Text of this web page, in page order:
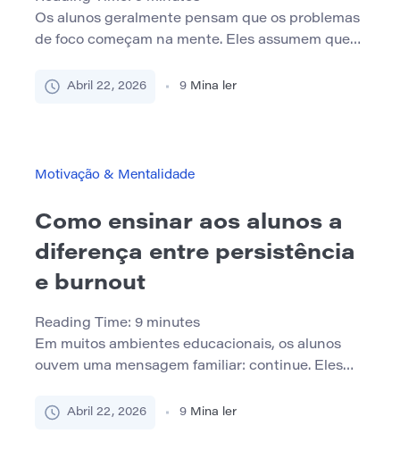
Os alunos geralmente pensam que os problemas
de foco começam na mente. Eles assumem que
melhores habilidades de gerenciamento de
que parecer […]
Abril 22, 2026 9 Mina ler
Motivação & Mentalidade
Como ensinar aos alunos a
diferença entre persistência
e burnout
Reading Time: 9 minutes
Em muitos ambientes educacionais, os alunos
ouvem uma mensagem familiar: continue. Eles
importante, que a coragem leva ao progresso e
Abril 22, 2026 9 Mina ler